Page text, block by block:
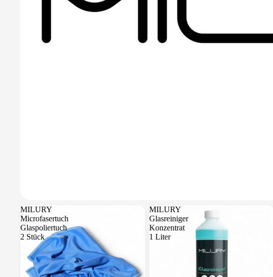
MILURY
Microfasertuch
Glaspoliertuch
2 Stück
MILURY
Glasreiniger
Konzentrat
1 Liter